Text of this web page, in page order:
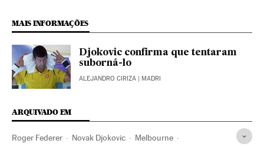
MAIS INFORMAÇÕES
Djokovic confirma que tentaram
suborná-lo
ALEJANDRO CIRIZA | MADRI
ARQUIVADO EM
Roger Federer Novak Djokovic Melbourne